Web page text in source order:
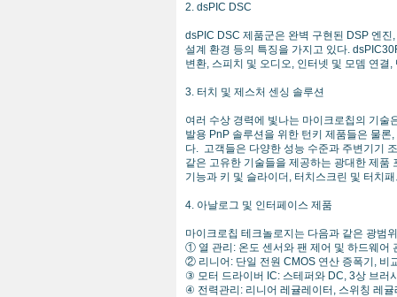
2. dsPIC DSC
dsPIC DSC 제품군은 완벽 구현된 DSP 엔
설계 환경 등의 특징을 가지고 있다.
변환, 스피치 및 오디오, 인터넷 및 모뎀 연
3. 터치 및 제스처 센싱 솔루션
여러 수상 경력에 빛나는 마이크로칩의 기술
발용 PnP 솔루션을 위한 턴키 제품들은 물
다. 고객들은 다양한 성능 수준과 주변기기
같은 고유한 기술들을 제공하는 광대한 제품
기능과 키 및 슬라이더, 터치스크린 및 터치
4. 아날로그 및 인터페이스 제품
마이크로칩 테크놀로지는 다음과 같은 광범
① 열 관리: 온도 센서와 팬 제어 및 하드웨어
② 리니어: 단일 전원 CMOS 연산 증폭기, 비
③ 모터 드라이버 IC: 스테퍼와 DC, 3상 브러
④ 전력관리: 리니어 레귤레이터, 스위칭 레